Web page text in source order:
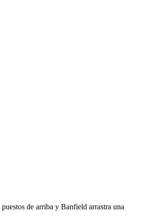
de arriba y Banfield arrastra una